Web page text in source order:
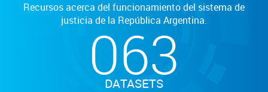
Recursos acerca del funcionamiento del sistema de
justicia de la República Argentina.
063
DATASETS